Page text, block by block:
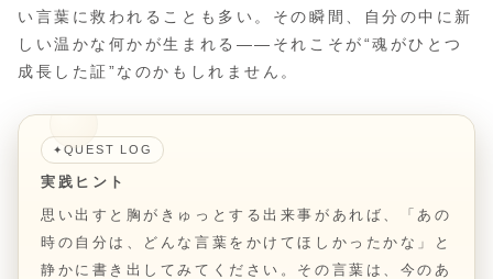
い言葉に救われることも多い。その瞬間、自分の中に新
しい温かな何かが生まれる――それこそが“魂がひとつ
成長した証”なのかもしれません。
✦ QUEST LOG
実践ヒント
思い出すと胸がきゅっとする出来事があれば、「あの
時の自分は、どんな言葉をかけてほしかったかな」と
静かに書き出してみてください。その言葉は、今のあ